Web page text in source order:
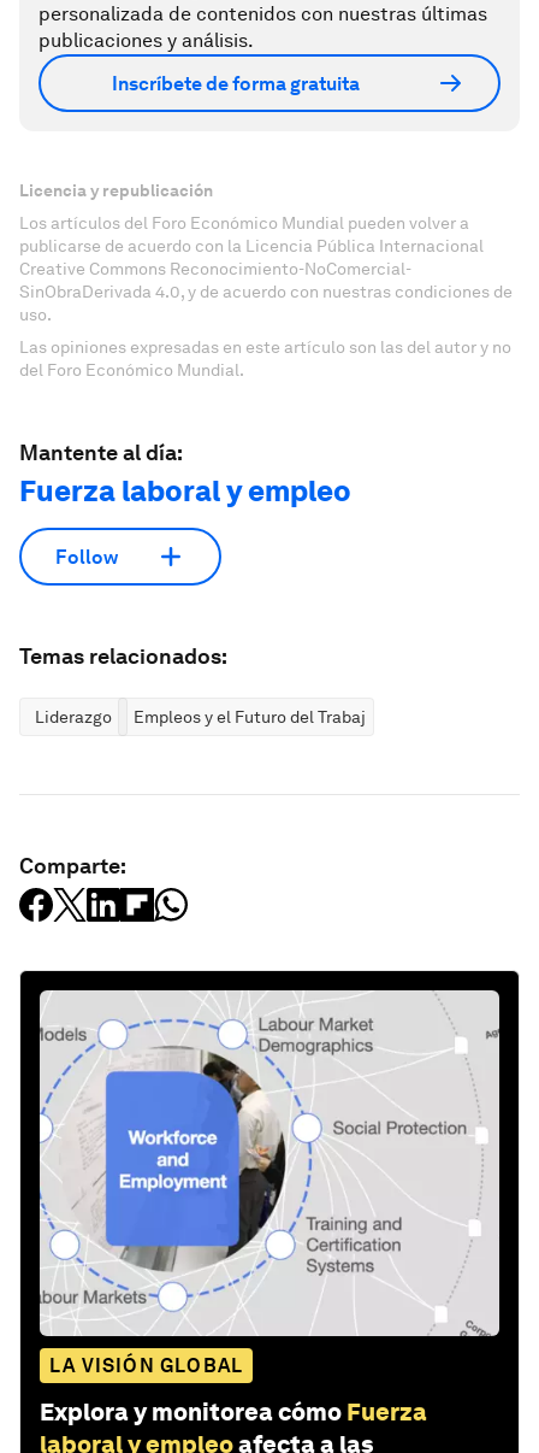
personalizada de contenidos con nuestras últimas
publicaciones y análisis.
Inscríbete de forma gratuita
Licencia y republicación
Los artículos del Foro Económico Mundial pueden volver a
publicarse de acuerdo con la Licencia Pública Internacional
Creative Commons Reconocimiento-NoComercial-
SinObraDerivada 4.0, y de acuerdo con nuestras condiciones de
uso.
Las opiniones expresadas en este artículo son las del autor y no
del Foro Económico Mundial.
Mantente al día:
Fuerza laboral y empleo
Follow
Temas relacionados:
Liderazgo Empleos y el Futuro del Trabajo
Comparte:
LA VISIÓN GLOBAL
Explora y monitorea cómo Fuerza
laboral y empleoafecta a las